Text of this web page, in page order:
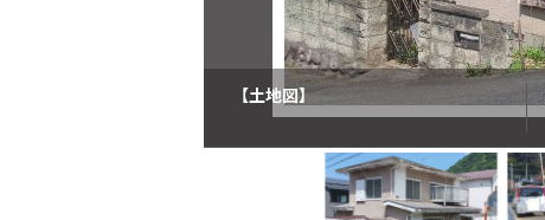
【土地図】